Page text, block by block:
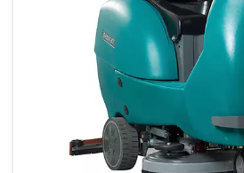
Tiếng Việt
Indonesia